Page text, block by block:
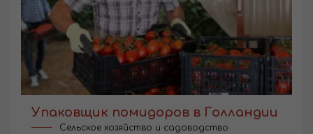
Упаковщик помидоров в Голландии
Сельское хозяйство и садоводство